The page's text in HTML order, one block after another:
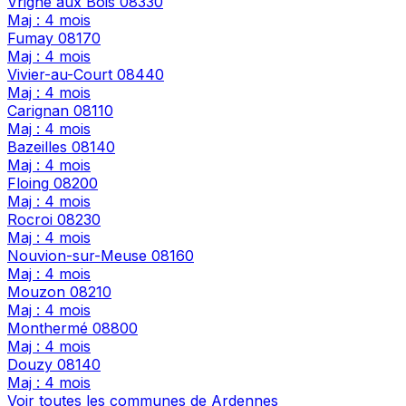
Maj : 4 mois
Fumay 08170
Maj : 4 mois
Vivier-au-Court 08440
Maj : 4 mois
Carignan 08110
Maj : 4 mois
Bazeilles 08140
Maj : 4 mois
Floing 08200
Maj : 4 mois
Rocroi 08230
Maj : 4 mois
Nouvion-sur-Meuse 08160
Maj : 4 mois
Mouzon 08210
Maj : 4 mois
Monthermé 08800
Maj : 4 mois
Douzy 08140
Maj : 4 mois
Voir toutes les communes de Ardennes